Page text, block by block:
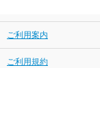
ご利用案内
ご利用規約